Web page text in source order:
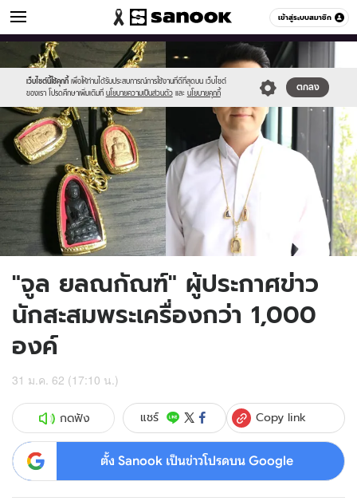
เข้าสู่ระบบสมาชิก
ดูดวง หมวดอื่นๆ
เว็บไซต์นี้ใช้คุกกี้ เพื่อให้ท่านได้รับประสบการณ์การใช้งานที่ดีที่สุดบน เว็บไซต์
ของเรา โปรดศึกษาเพิ่มเติมที่ นโยบายความเป็นส่วนตัว และ นโยบายคุกกี้
ตกลง
Sanook
//s.isanook.com/sr/0/images/logo-
new-
sanook.png
//s.isanook.com/ho/0/ud/30/154789/kh.jpg
"จูล ยลณกัณฑ์" ผู้ประกาศข่าว
นักสะสมพระเครื่องกว่า 1,000
องค์
31 ม.ค. 62 (17:10 น.)
กดฟัง แชร์ Copy link
ตั้ง Sanook เป็นข่าวโปรดบน Google